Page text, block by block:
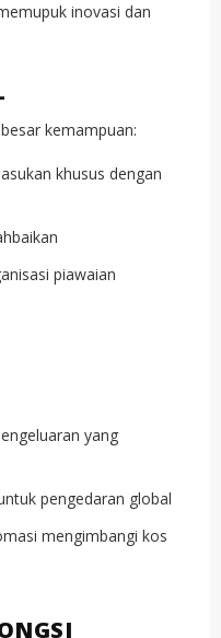
inovasi dan
kemampuan:
khusus dengan
piawaian
yang
pengedaran global
mengimbangi kos